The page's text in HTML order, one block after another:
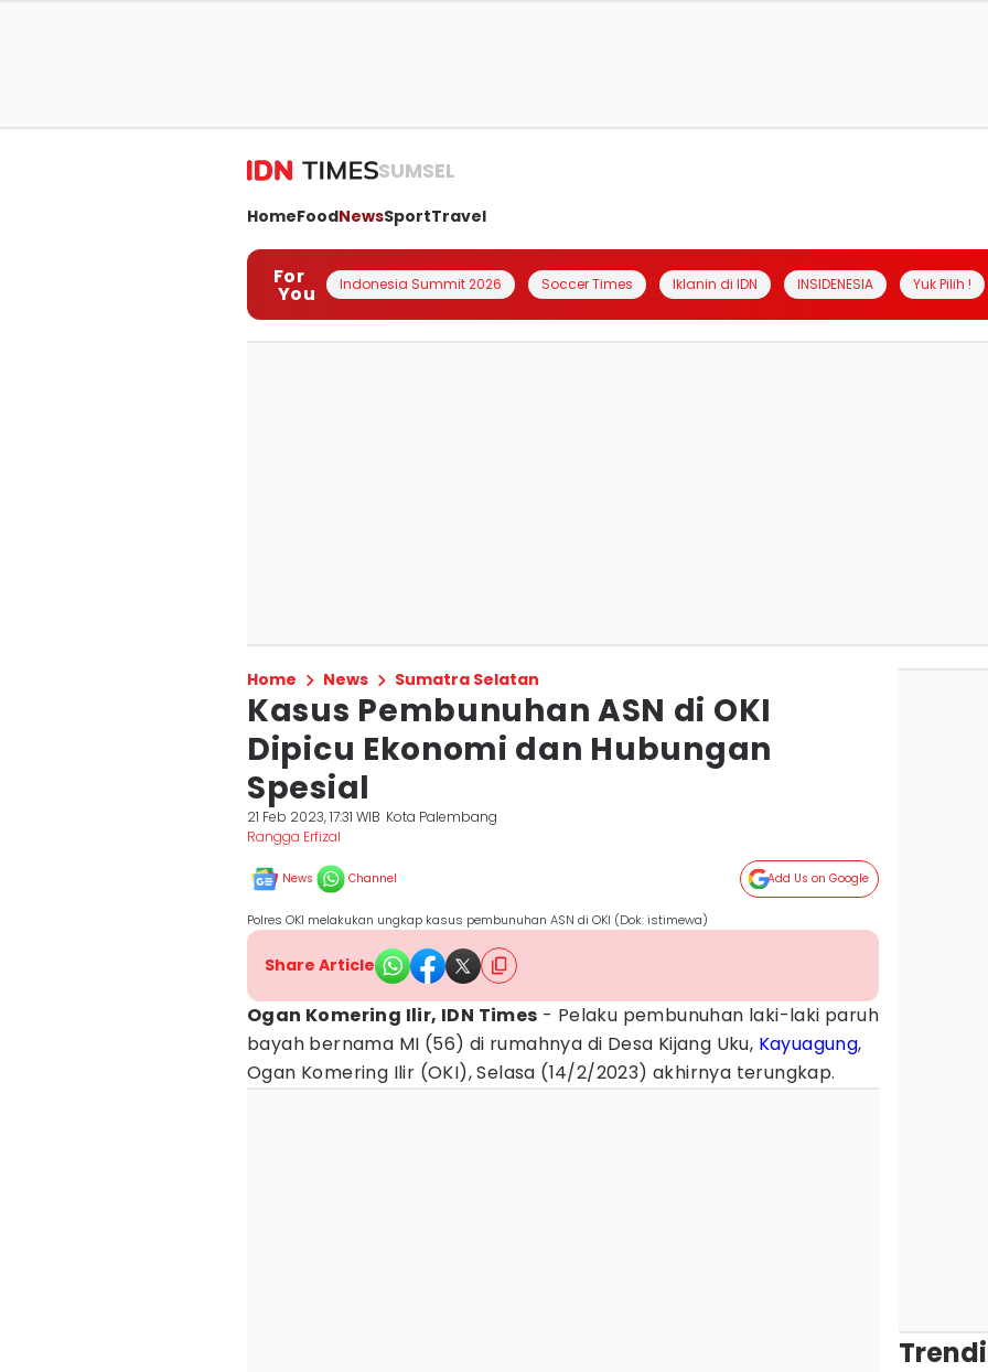
SUMSEL
HomeFoodNewsSportTravel
For
You Indonesia Summit 2026 Soccer Times Iklanin di IDN INSIDENESIA Yuk Pilih !
Home News Sumatra Selatan
Kasus Pembunuhan ASN di OKI
Dipicu Ekonomi dan Hubungan
Spesial
21 Feb 2023, 17:31 WIB Kota Palembang
Rangga Erfizal
News Channel Add Us on Google
Polres OKI melakukan ungkap kasus pembunuhan ASN di OKI (Dok: istimewa)
Share Article
Ogan Komering Ilir, IDN Times - Pelaku pembunuhan laki-laki paruh
bayah bernama MI (56) di rumahnya di Desa Kijang Uku, Kayuagung,
Ogan Komering Ilir (OKI), Selasa (14/2/2023) akhirnya terungkap.